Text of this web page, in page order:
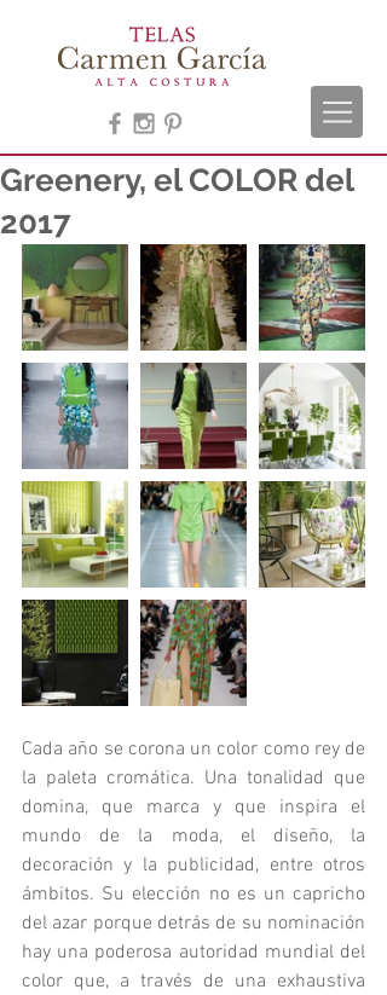
Greenery, el COLOR del
2017
Cada año se corona un color como rey de
la paleta cromática. Una tonalidad que
domina, que marca y que inspira el
mundo de la moda, el diseño, la
decoración y la publicidad, entre otros
ámbitos. Su elección no es un capricho
del azar porque detrás de su nominación
hay una poderosa autoridad mundial del
color que, a través de una exhaustiva